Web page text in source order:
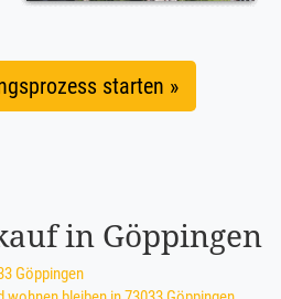
starten »
in Göppingen
Göppingen